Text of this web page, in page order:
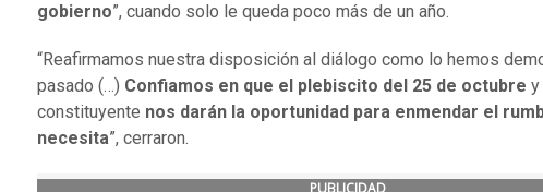
gobierno”, cuando solo le queda poco más de un año.
“Reafirmamos nuestra disposición al diálogo como lo hemos
pasado (…) Confiamos en que el plebiscito del 25 de octubre y
constituyente nos darán la oportunidad para enmendar el
necesita”, cerraron.